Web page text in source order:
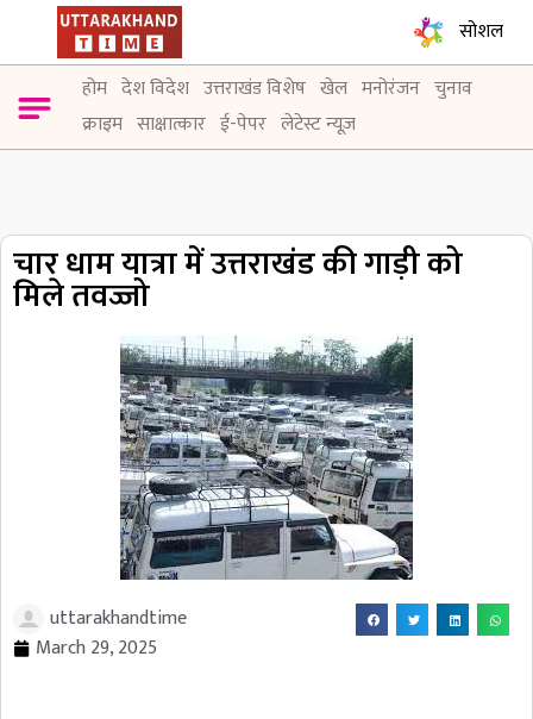
सोशल
होम देश विदेश उत्तराखंड विशेष खेल मनोरंजन चुनाव
क्राइम साक्षात्कार ई-पेपर लेटेस्ट न्यूज़
चार धाम यात्रा में उत्तराखंड की गाड़ी को
मिले तवज्जो
uttarakhandtime
March 29, 2025